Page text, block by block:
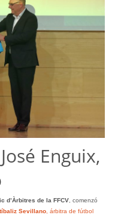
Enguix,
d’Àrbitres de la FFCV, comenzó
Sevillano, árbitra de fútbol